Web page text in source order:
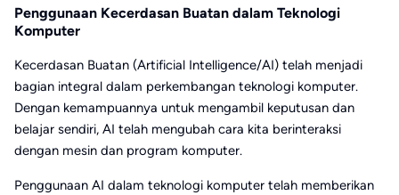
Penggunaan Kecerdasan Buatan dalam Teknologi
Komputer
Kecerdasan Buatan (Artificial Intelligence/AI) telah menjadi
bagian integral dalam perkembangan teknologi komputer.
Dengan kemampuannya untuk mengambil keputusan dan
belajar sendiri, AI telah mengubah cara kita berinteraksi
dengan mesin dan program komputer.
Penggunaan AI dalam teknologi komputer telah memberikan